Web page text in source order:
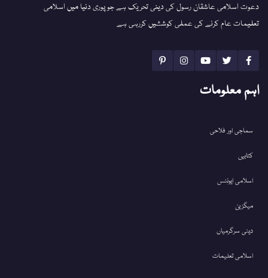
دعوت اسلامی عاشقان رسول کی دینی تحریک ہے جو پوری دنیا میں اسلامی
تعلیمات عام کرنے کی عملی کوششیں کررہی ہے
اہم معلومات
سماجی اور فلاحی
کتابیں
اسلامی ایونٹس
میگزین
دینی سرگرمیاں
اسلامی تعلیمات